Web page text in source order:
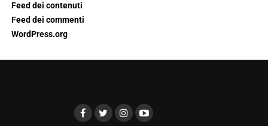
Feed dei contenuti
Feed dei commenti
WordPress.org